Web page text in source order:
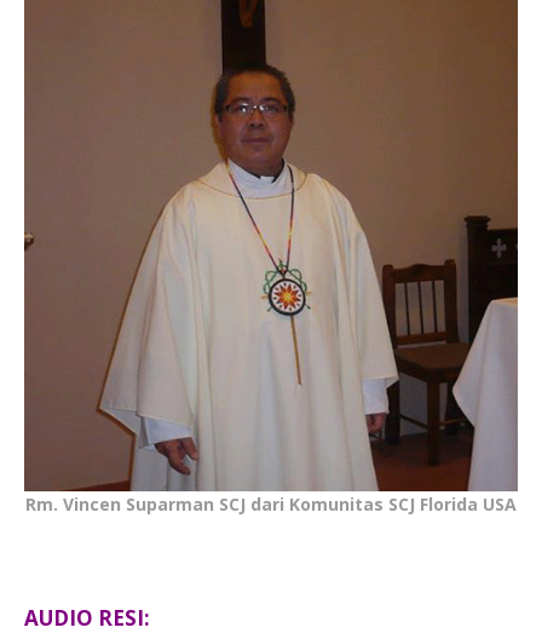
Rm. Vincen Suparman SCJ dari Komunitas SCJ Florida USA
AUDIO RESI: